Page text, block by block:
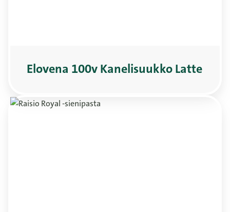
Elovena 100v Kanelisuukko Latte